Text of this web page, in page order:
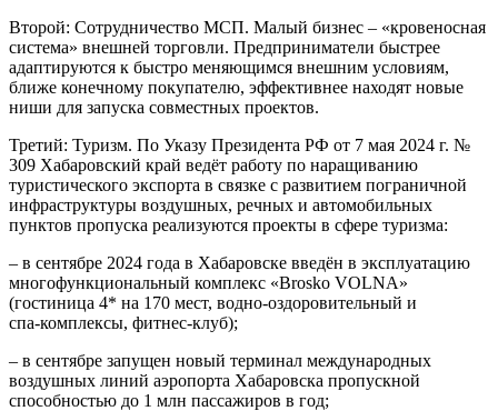
Второй: Сотрудничество МСП. Малый бизнес – «кровеносная
система» внешней торговли. Предприниматели быстрее
адаптируются к быстро меняющимся внешним условиям,
ближе конечному покупателю, эффективнее находят новые
ниши для запуска совместных проектов.
Третий: Туризм. По Указу Президента РФ от 7 мая 2024 г. №
309 Хабаровский край ведёт работу по наращиванию
туристического экспорта в связке с развитием пограничной
инфраструктуры воздушных, речных и автомобильных
пунктов пропуска реализуются проекты в сфере туризма:
– в сентябре 2024 года в Хабаровске введён в эксплуатацию
многофункциональный комплекс «Brosko VOLNA»
(гостиница 4* на 170 мест, водно‑оздоровительный и
спа‑комплексы, фитнес‑клуб);
– в сентябре запущен новый терминал международных
воздушных линий аэропорта Хабаровска пропускной
способностью до 1 млн пассажиров в год;